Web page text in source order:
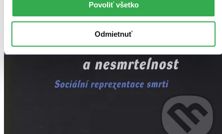
Povoliť všetko
Odmietnuť